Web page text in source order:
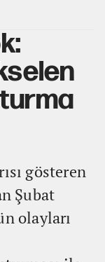
gösteren
Şubat
olayları